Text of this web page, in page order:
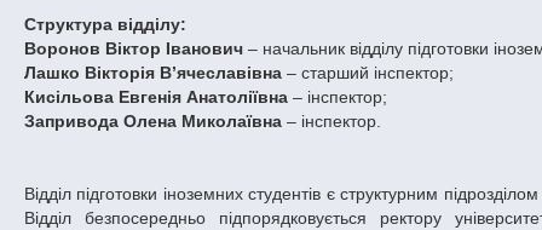
Структура відділу:
Воронов Віктор Іванович– начальник відділу підготовки
Лашко Вікторія В’ячеславівна– старший інспектор;
Кисільова Евгенія Анатоліївна– інспектор;
Запривода Олена Миколаївна– інспектор.
Відділ підготовки іноземних студентів є структурним
Відділ безпосередньо підпорядковується ректору